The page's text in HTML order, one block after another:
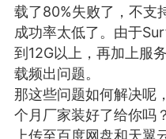
游戏 兴趣
问答 闲谈
载了80%失败了，不支
成功率太低了。由于
到12G以上，再加上服
载频出问题。
那这些问题如何解决呢
个月厂家装好了给你吗
上传至百度网盘和天翼